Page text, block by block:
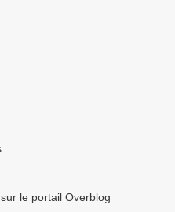
le portail Overblog